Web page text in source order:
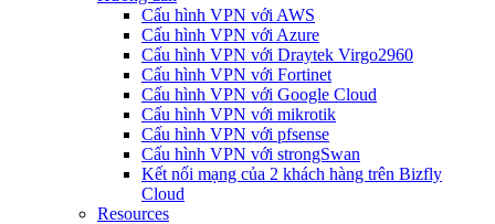
Cấu hình VPN với AWS
Cấu hình VPN với Azure
Cấu hình VPN với Draytek Virgo2960
Cấu hình VPN với Fortinet
Cấu hình VPN với Google Cloud
Cấu hình VPN với mikrotik
Cấu hình VPN với pfsense
Cấu hình VPN với strongSwan
Kết nối mạng của 2 khách hàng trên Bizfly
Cloud
Resources